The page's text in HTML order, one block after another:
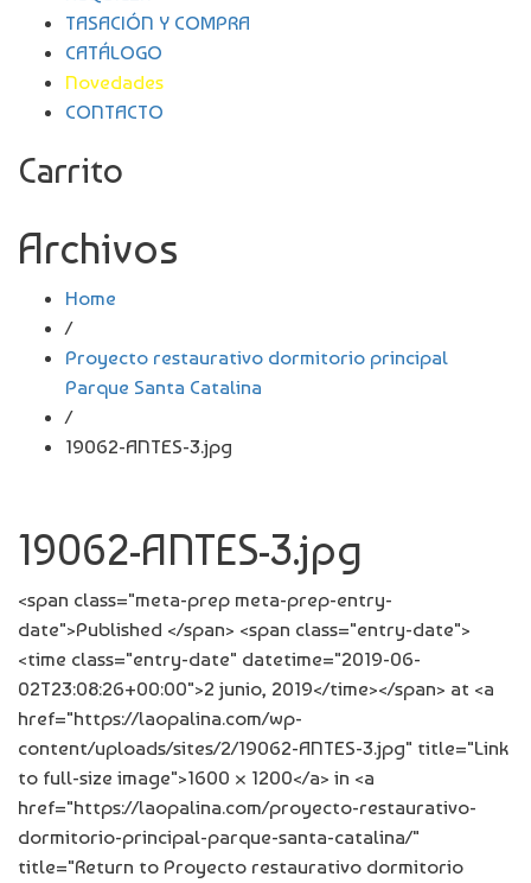
TASACIÓN Y COMPRA
CATÁLOGO
Novedades
CONTACTO
Carrito
Archivos
Home
/
Proyecto restaurativo dormitorio principal
Parque Santa Catalina
/
19062-ANTES-3.jpg
19062-ANTES-3.jpg
<span class="meta-prep meta-prep-entry-
date">Published </span> <span class="entry-date">
<time class="entry-date" datetime="2019-06-
02T23:08:26+00:00">2 junio, 2019</time></span> at <a
href="https://laopalina.com/wp-
content/uploads/sites/2/19062-ANTES-3.jpg" title="Link
to full-size image">1600 × 1200</a> in <a
href="https://laopalina.com/proyecto-restaurativo-
dormitorio-principal-parque-santa-catalina/"
title="Return to Proyecto restaurativo dormitorio